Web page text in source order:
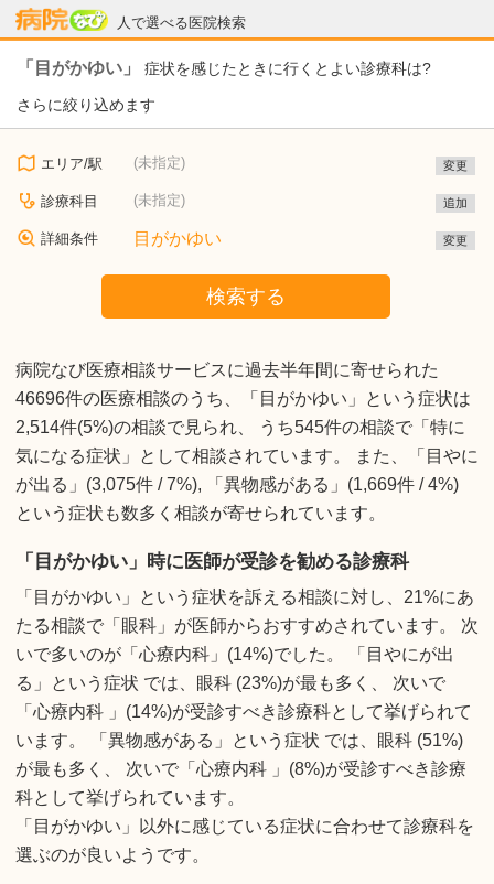
人で選べる医院検索
病院なび
「目がかゆい」 症状を感じたときに行くとよい診療科は?
さらに絞り込めます
エリア/駅 (未指定) 変更
診療科目 (未指定) 追加
詳細条件 目がかゆい 変更
検索する
病院なび医療相談サービスに過去半年間に寄せられた
46696件の医療相談のうち、「目がかゆい」という症状は
2,514件(5%)の相談で見られ、 うち545件の相談で「特に
気になる症状」として相談されています。 また、「目やに
が出る」(3,075件 / 7%), 「異物感がある」(1,669件 / 4%)
という症状も数多く相談が寄せられています。
「目がかゆい」時に医師が受診を勧める診療科
「目がかゆい」という症状を訴える相談に対し、21%にあ
たる相談で「眼科」が医師からおすすめされています。 次
いで多いのが「心療内科」(14%)でした。 「目やにが出
る」という症状 では、眼科 (23%)が最も多く、 次いで
「心療内科 」(14%)が受診すべき診療科として挙げられて
います。 「異物感がある」という症状 では、眼科 (51%)
が最も多く、 次いで「心療内科 」(8%)が受診すべき診療
科として挙げられています。
「目がかゆい」以外に感じている症状に合わせて診療科を
選ぶのが良いようです。